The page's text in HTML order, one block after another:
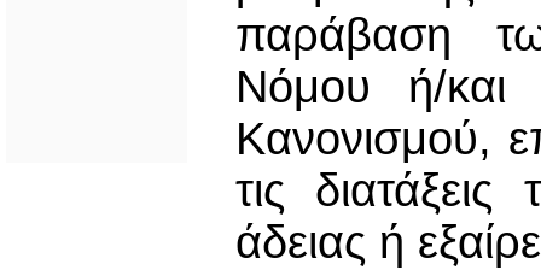
παράβαση
Νόμου ή/και
Κανονισμού,
τις
άδειας ή